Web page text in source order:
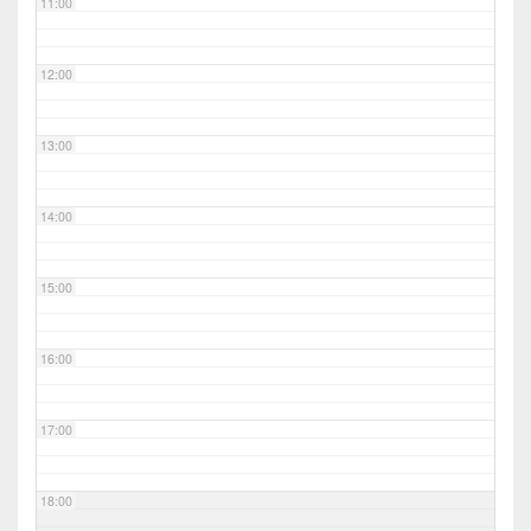
12:00
13:00
14:00
15:00
16:00
17:00
18:00